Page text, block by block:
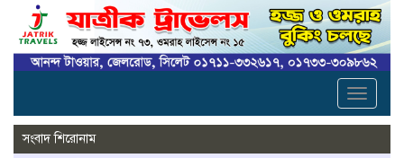
Toggle
সংবাদ শিরোনাম